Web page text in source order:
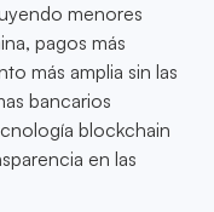
menores
pagos más
más amplia sin las
bancarios
blockchain
en las